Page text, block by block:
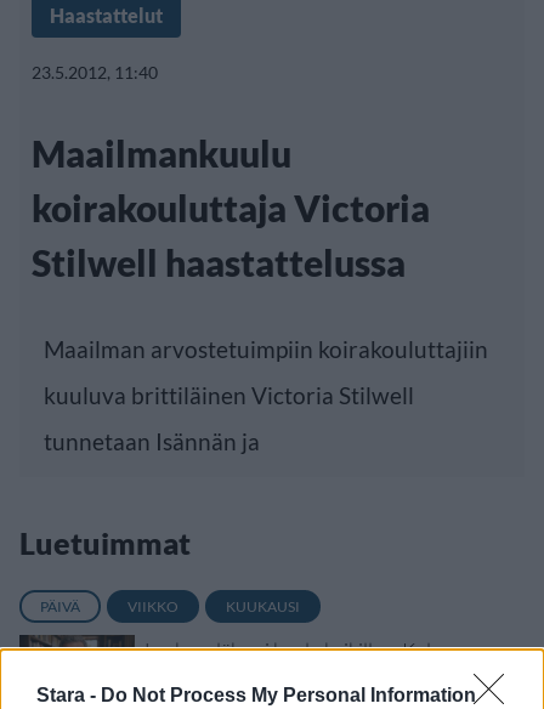
Stara - Do Not Process My Personal Information
Haastattelut
23.5.2012, 11:40
Maailmankuulu
koirakouluttaja Victoria
Stilwell haastattelussa
Maailman arvostetuimpiin koirakouluttajiin
kuuluva brittiläinen Victoria Stilwell
tunnetaan Isännän ja
Luetuimmat
PÄIVÄ VIIKKO KUUKAUSI
Leskeneläke ei kuulu kaikille – Kela
muistuttaa tärkeästä ikärajasta